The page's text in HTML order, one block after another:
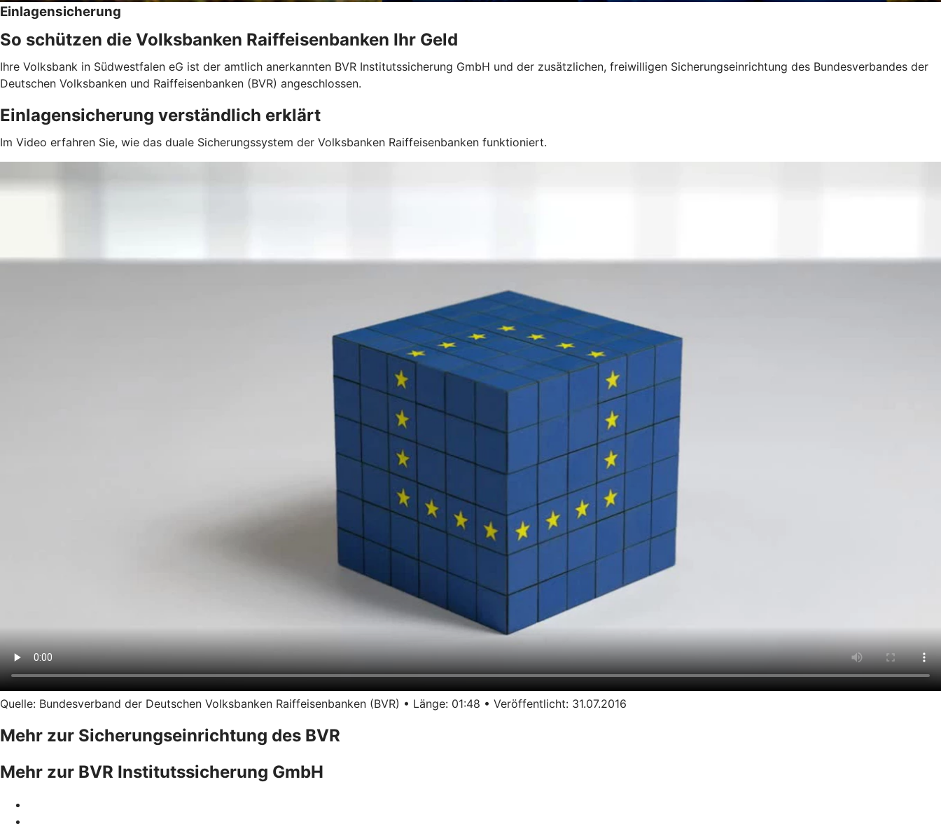
Einlagensicherung
So schützen die Volksbanken Raiffeisenbanken Ihr Geld
Ihre Volksbank in Südwestfalen eG ist der amtlich anerkannten BVR Institutssicherung GmbH und der zusätzlichen, freiwilligen Sicherungseinrichtung des Bundesverbandes der
Deutschen Volksbanken und Raiffeisenbanken (BVR) angeschlossen.
Einlagensicherung verständlich erklärt
Im Video erfahren Sie, wie das duale Sicherungssystem der Volksbanken Raiffeisenbanken funktioniert.
Quelle: Bundesverband der Deutschen Volksbanken Raiffeisenbanken (BVR) • Länge: 01:48 • Veröffentlicht: 31.07.2016
Mehr zur Sicherungseinrichtung des BVR
Mehr zur BVR Institutssicherung GmbH